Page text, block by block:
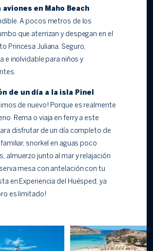
aviones en Maho Beach
A pocos metros de los
que aterrizan y despegan en el
Princesa Juliana. Seguro,
e inolvidable para niños y
de un día a la isla Pinel
de nuevo! Porque es realmente
Rema o viaja en ferry a este
disfrutar de un día completo de
snorkel en aguas poco
almuerzo junto al mar y relajación
mesa con antelación con tu
en Experiencia del Huésped, ya
es limitado!